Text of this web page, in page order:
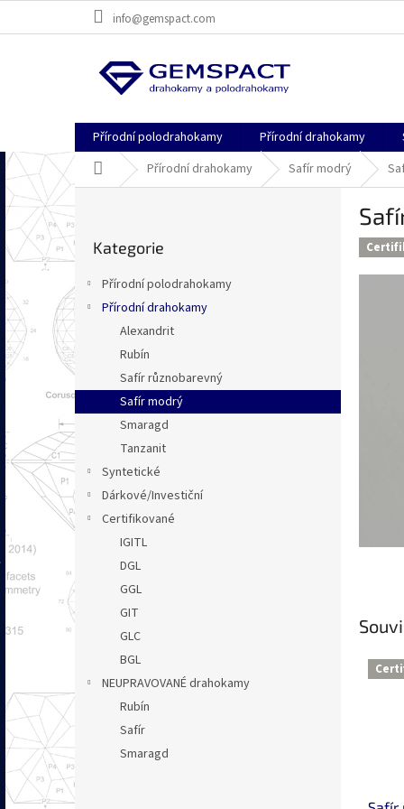
info@gemspact.com
Přírodní polodrahokamy Přírodní drahokamy
Domů Přírodní drahokamy Safír modrý
s
t
a
n
n
p
a
n
e
l
kategorie
Kategorie
Přírodní polodrahokamy
Přírodní drahokamy
Alexandrit
Rubín
Safír různobarevný
Safír modrý
Smaragd
Tanzanit
Syntetické
Dárkové/Investiční
Certifikované
IGITL
DGL
GGL
GIT
GLC
BGL
NEUPRAVOVANÉ drahokamy
Rubín
Safír
Smaragd